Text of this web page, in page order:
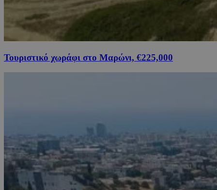
Τουριστικό χωράφι στο Μαρώνι, €225,000